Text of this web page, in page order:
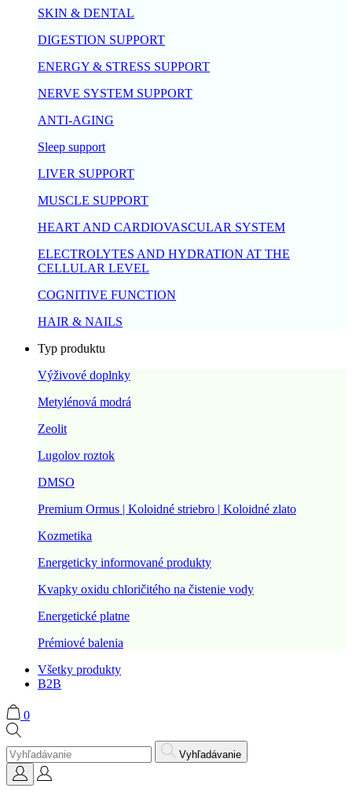
SKIN & DENTAL
DIGESTION SUPPORT
ENERGY & STRESS SUPPORT
NERVE SYSTEM SUPPORT
ANTI-AGING
Sleep support
LIVER SUPPORT
MUSCLE SUPPORT
HEART AND CARDIOVASCULAR SYSTEM
ELECTROLYTES AND HYDRATION AT THE
CELLULAR LEVEL
COGNITIVE FUNCTION
HAIR & NAILS
Typ produktu
Výživové doplnky
Metylénová modrá
Zeolit
Lugolov roztok
DMSO
Premium Ormus | Koloidné striebro | Koloidné zlato
Kozmetika
Energeticky informované produkty
Kvapky oxidu chloričitého na čistenie vody
Energetické platne
Prémiové balenia
Všetky produkty
B2B
0
Vyhľadávanie